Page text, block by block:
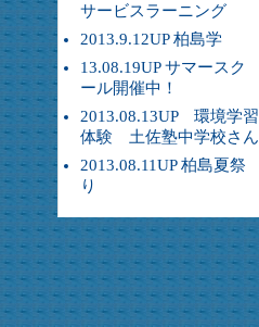
サービスラーニング
2013.9.12UP 柏島学
13.08.19UP サマースク
ール開催中！
2013.08.13UP 環境学習
体験 土佐塾中学校さん
2013.08.11UP 柏島夏祭
り